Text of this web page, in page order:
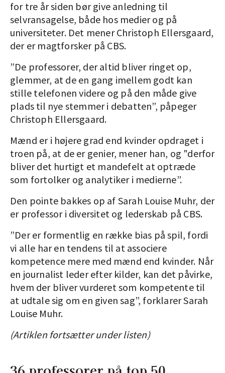
for tre år siden bør give anledning til
selvransagelse, både hos medier og på
universiteter. Det mener Christoph Ellersgaard,
der er magtforsker på CBS.
”De professorer, der altid bliver ringet op,
glemmer, at de en gang imellem godt kan
stille telefonen videre og på den måde give
plads til nye stemmer i debatten”, påpeger
Christoph Ellersgaard.
Mænd er i højere grad end kvinder opdraget i
troen på, at de er genier, mener han, og "derfor
bliver det hurtigt et mandefelt at optræde
som fortolker og analytiker i medierne”.
Den pointe bakkes op af Sarah Louise Muhr, der
er professor i diversitet og lederskab på CBS.
”Der er formentlig en række bias på spil, fordi
vi alle har en tendens til at associere
kompetence mere med mænd end kvinder. Når
en journalist leder efter kilder, kan det påvirke,
hvem der bliver vurderet som kompetente til
at udtale sig om en given sag”, forklarer Sarah
Louise Muhr.
(Artiklen fortsætter under listen)